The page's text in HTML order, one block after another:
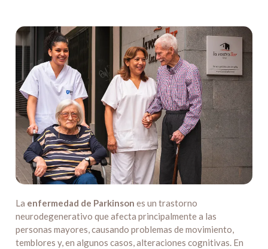
La enfermedad de Parkinson es un trastorno
neurodegenerativo que afecta principalmente a las
personas mayores, causando problemas de movimiento,
temblores y, en algunos casos, alteraciones cognitivas. En